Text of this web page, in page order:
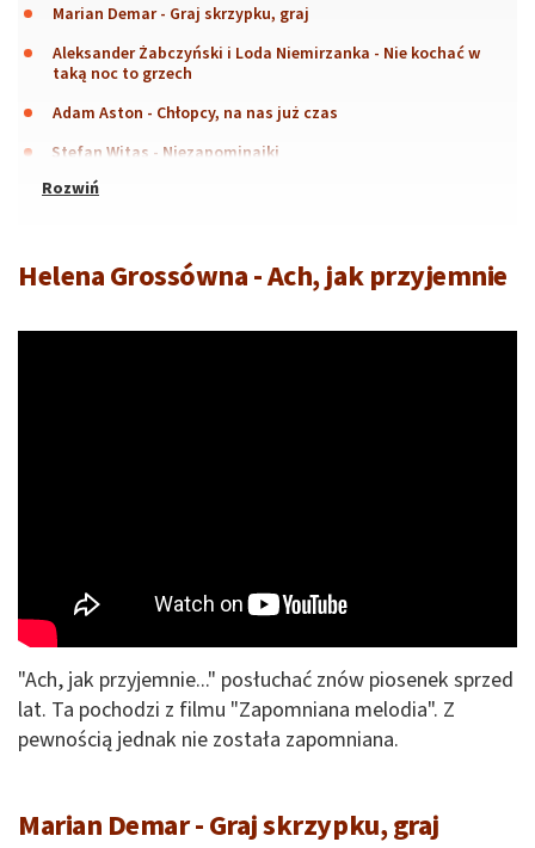
Marian Demar - Graj skrzypku, graj
Aleksander Żabczyński i Loda Niemirzanka - Nie kochać w
taką noc to grzech
Adam Aston - Chłopcy, na nas już czas
Stefan Witas - Niezapominajki
Helena Grossówna - Ach, jak przyjemnie
"Ach, jak przyjemnie..." posłuchać znów piosenek sprzed
lat. Ta pochodzi z filmu "Zapomniana melodia". Z
pewnością jednak nie została zapomniana.
Marian Demar - Graj skrzypku, graj